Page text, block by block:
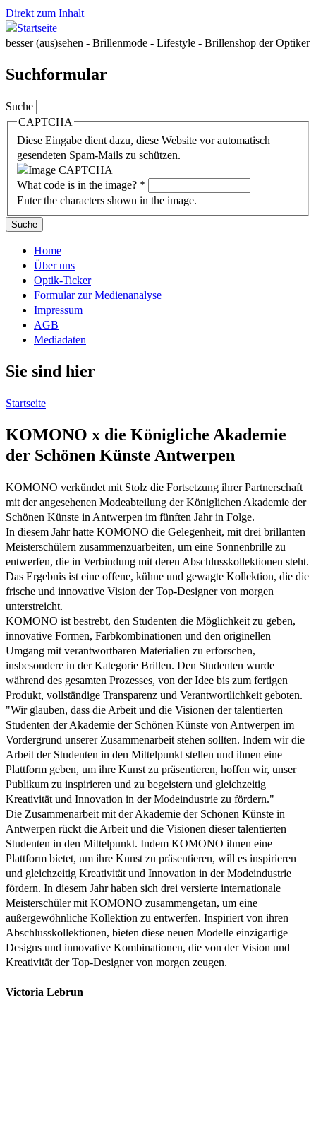
Direkt zum Inhalt
besser (aus)sehen - Brillenmode - Lifestyle - Brillenshop der Optiker
Suchformular
Suche
CAPTCHA
Diese Eingabe dient dazu, diese Website vor automatisch
gesendeten Spam-Mails zu schützen.
What code is in the image? *
Enter the characters shown in the image.
Home
Über uns
Optik-Ticker
Formular zur Medienanalyse
Impressum
AGB
Mediadaten
Sie sind hier
Startseite
KOMONO x die Königliche Akademie
der Schönen Künste Antwerpen
KOMONO verkündet mit Stolz die Fortsetzung ihrer Partnerschaft
mit der angesehenen Modeabteilung der Königlichen Akademie der
Schönen Künste in Antwerpen im fünften Jahr in Folge.
In diesem Jahr hatte KOMONO die Gelegenheit, mit drei brillanten
Meisterschülern zusammenzuarbeiten, um eine Sonnenbrille zu
entwerfen, die in Verbindung mit deren Abschlusskollektionen steht.
Das Ergebnis ist eine offene, kühne und gewagte Kollektion, die die
frische und innovative Vision der Top-Designer von morgen
unterstreicht.
KOMONO ist bestrebt, den Studenten die Möglichkeit zu geben,
innovative Formen, Farbkombinationen und den originellen
Umgang mit verantwortbaren Materialien zu erforschen,
insbesondere in der Kategorie Brillen. Den Studenten wurde
während des gesamten Prozesses, von der Idee bis zum fertigen
Produkt, vollständige Transparenz und Verantwortlichkeit geboten.
"Wir glauben, dass die Arbeit und die Visionen der talentierten
Studenten der Akademie der Schönen Künste von Antwerpen im
Vordergrund unserer Zusammenarbeit stehen sollten. Indem wir die
Arbeit der Studenten in den Mittelpunkt stellen und ihnen eine
Plattform geben, um ihre Kunst zu präsentieren, hoffen wir, unser
Publikum zu inspirieren und zu begeistern und gleichzeitig
Kreativität und Innovation in der Modeindustrie zu fördern."
Die Zusammenarbeit mit der Akademie der Schönen Künste in
Antwerpen rückt die Arbeit und die Visionen dieser talentierten
Studenten in den Mittelpunkt. Indem KOMONO ihnen eine
Plattform bietet, um ihre Kunst zu präsentieren, will es inspirieren
und gleichzeitig Kreativität und Innovation in der Modeindustrie
fördern. In diesem Jahr haben sich drei versierte internationale
Meisterschüler mit KOMONO zusammengetan, um eine
außergewöhnliche Kollektion zu entwerfen. Inspiriert von ihren
Abschlusskollektionen, bieten diese neuen Modelle einzigartige
Designs und innovative Kombinationen, die von der Vision und
Kreativität der Top-Designer von morgen zeugen.
Victoria Lebrun